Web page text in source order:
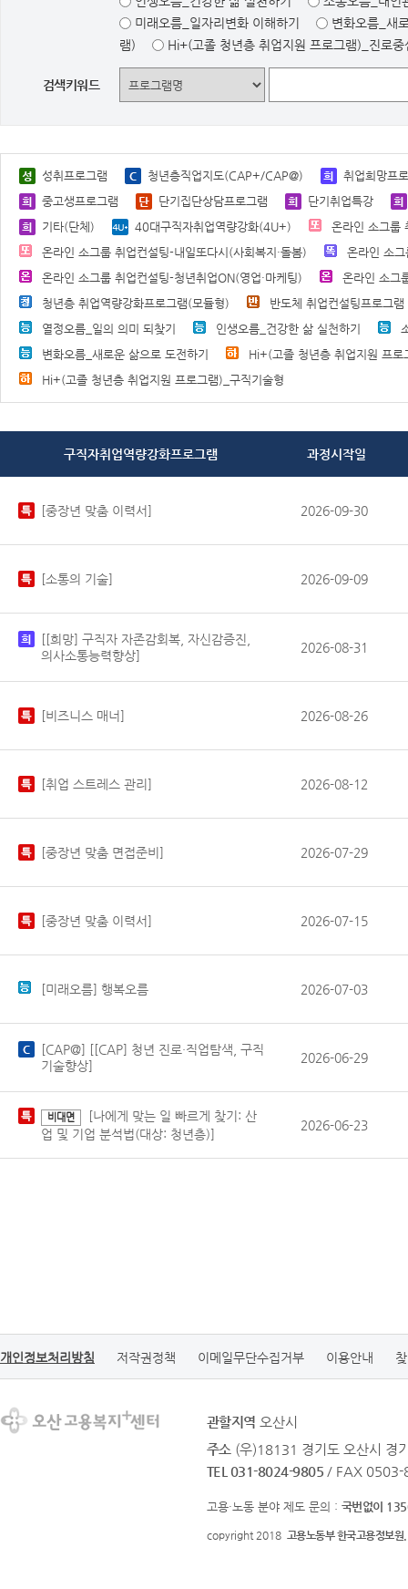
미래오름_일자리변화 이해하기
변화오름_새
램)
Hi+(고졸 청년층 취업지원 프로그램)_진로중
검색키워드
성취프로그램 청년층직업지도(CAP+/CAP@)
취업희망프
중고생프로그램
단기집단상담프로그램
단기취업특강
기타(단체)
40대구직자취업역량강화(4U+)
온라인 소그룹
온라인 소그룹 취업컨설팅-내일또다시(사회복지·돌봄)
온라인 소
온라인 소그룹 취업컨설팅-청년취업ON(영업·마케팅)
온라인 소그
청년층 취업역량강화프로그램(모듈형)
반도체 취업컨설팅프로그램
열정오름_일의 의미 되찾기
인생오름_건강한 삶 실천하기
변화오름_새로운 삶으로 도전하기
Hi+(고졸 청년층 취업지원 프로
Hi+(고졸 청년층 취업지원 프로그램)_구직기술형
구직자취업역량강화프로그램 과정시작일
[중장년 맞춤 이력서] 2026-09-30
[소통의 기술] 2026-09-09
[[희망] 구직자 자존감회복, 자신감증진,
의사소통능력향상]
2026-08-31
[비즈니스 매너] 2026-08-26
[취업 스트레스 관리] 2026-08-12
[중장년 맞춤 면접준비] 2026-07-29
[중장년 맞춤 이력서] 2026-07-15
[미래오름] 행복오름 2026-07-03
[CAP@] [[CAP] 청년 진로·직업탐색, 구직
기술향상]
2026-06-29
비대면
[나에게 맞는 일 빠르게 찾기: 산
업 및 기업 분석법(대상: 청년층)]
2026-06-23
개인정보처리방침 저작권정책 이메일무단수집거부 이용안내
관할지역 오산시
주소 (우)18131 경기도 오산시 경
TEL 031-8024-9805 / FAX
고용·노동 분야 제도 문의 : 국번없이
copyright 2018 고용노동부 한국고용정보원.